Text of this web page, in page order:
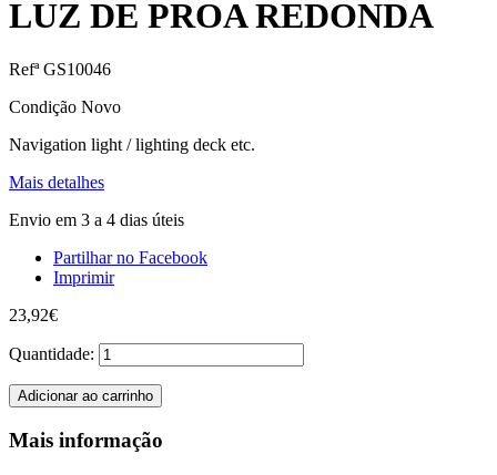
LUZ DE PROA REDONDA
RefªGS10046
Condição Novo
Navigation light / lighting deck etc.
Mais detalhes
Envio em 3 a 4 dias úteis
Partilhar no Facebook
Imprimir
23,92€
Quantidade:
Adicionar ao carrinho
Mais informação